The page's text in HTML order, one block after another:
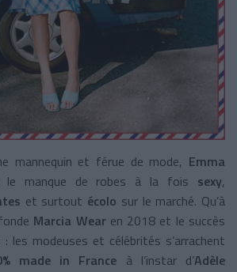
mannequin et férue de mode, Emma
le manque de robes à la fois sexy,
et surtout écolo sur le marché. Qu’à
Marcia Wearen 2018 et le succès
les modeuses et célébrités s’arrachent
made in France à l’instar d’Adèle